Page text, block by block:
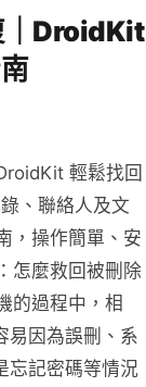
｜DroidKit
輕鬆找回
、聯絡人及文
，操作簡單、安
怎麼救回被刪除
的過程中，相
易因為誤刪、系
忘記密碼等情況